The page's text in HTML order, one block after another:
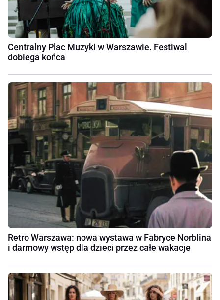
Centralny Plac Muzyki w Warszawie. Festiwal
dobiega końca
Retro Warszawa: nowa wystawa w Fabryce Norblina
i darmowy wstęp dla dzieci przez całe wakacje